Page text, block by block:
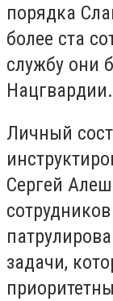
порядка
более ста
службу они
Нацгвардии.
Личный
Сергей
задачи,